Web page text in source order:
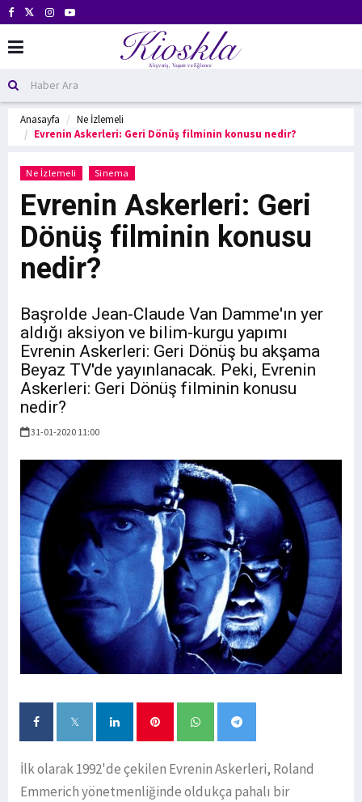
Anasayfa
Ne İzlemeli
Evrenin Askerleri: Geri Dönüş filminin konusu nedir?
Ne İzlemeli Sinema
Evrenin Askerleri: Geri
Dönüş filminin konusu
nedir?
Başrolde Jean-Claude Van Damme'ın yer
aldığı aksiyon ve bilim-kurgu yapımı
Evrenin Askerleri: Geri Dönüş bu akşama
Beyaz TV'de yayınlanacak. Peki, Evrenin
Askerleri: Geri Dönüş filminin konusu
nedir?
31-01-2020 11:00
İlk olarak 1992'de çekilen Evrenin Askerleri, Roland
Emmerich yönetmenliğinde oldukça pahalı bir